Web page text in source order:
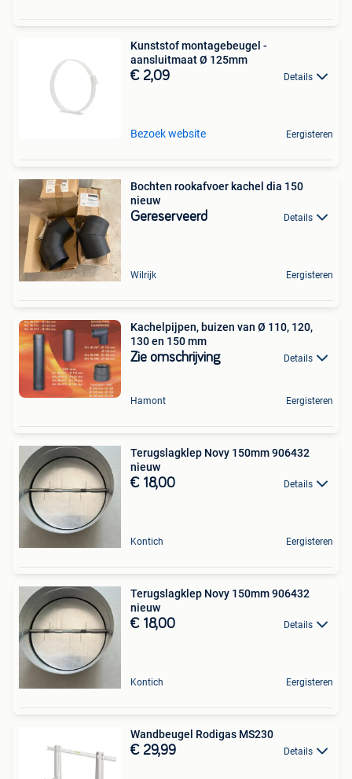
Kunststof montagebeugel -
aansluitmaat Ø 125mm
€ 2,09 Details
Bezoek website Eergisteren
Bochten rookafvoer kachel dia 150
nieuw
Gereserveerd Details
Wilrijk Eergisteren
Kachelpijpen, buizen van Ø 110, 120,
130 en 150 mm
Zie omschrijving Details
Hamont Eergisteren
Terugslagklep Novy 150mm 906432
nieuw
€ 18,00 Details
Kontich Eergisteren
Terugslagklep Novy 150mm 906432
nieuw
€ 18,00 Details
Kontich Eergisteren
Wandbeugel Rodigas MS230
€ 29,99 Details